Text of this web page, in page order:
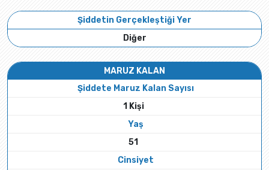
Şiddetin Gerçekleştiği Yer
Diğer
MARUZ KALAN
Şiddete Maruz Kalan Sayısı
1 Kişi
Yaş
51
Cinsiyet